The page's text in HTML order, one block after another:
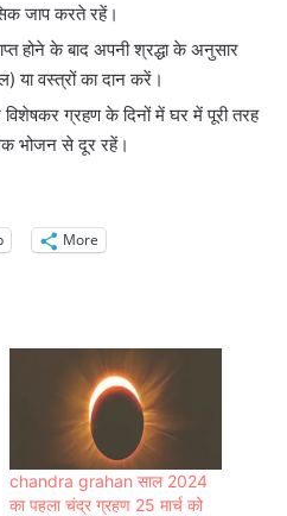
जाप करते रहें।
होने के बाद अपनी श्रद्धा के अनुसार
या वस्त्रों का दान करें।
ग्रहण के दिनों में घर में पूरी तरह
भोजन से दूर रहें।
More
chandra grahan साल 2024
का पहला चंद्र ग्रहण 25 मार्च को